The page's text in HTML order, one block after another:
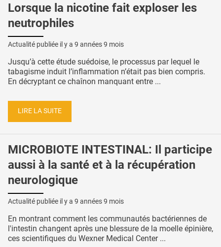
Lorsque la nicotine fait exploser les
neutrophiles
Actualité publiée il y a 9 années 9 mois
Jusqu’à cette étude suédoise, le processus par lequel le
tabagisme induit l’inflammation n’était pas bien compris.
En décryptant ce chaînon manquant entre ...
LIRE LA SUITE
MICROBIOTE INTESTINAL: Il participe
aussi à la santé et à la récupération
neurologique
Actualité publiée il y a 9 années 9 mois
En montrant comment les communautés bactériennes de
l'intestin changent après une blessure de la moelle épinière,
ces scientifiques du Wexner Medical Center ...